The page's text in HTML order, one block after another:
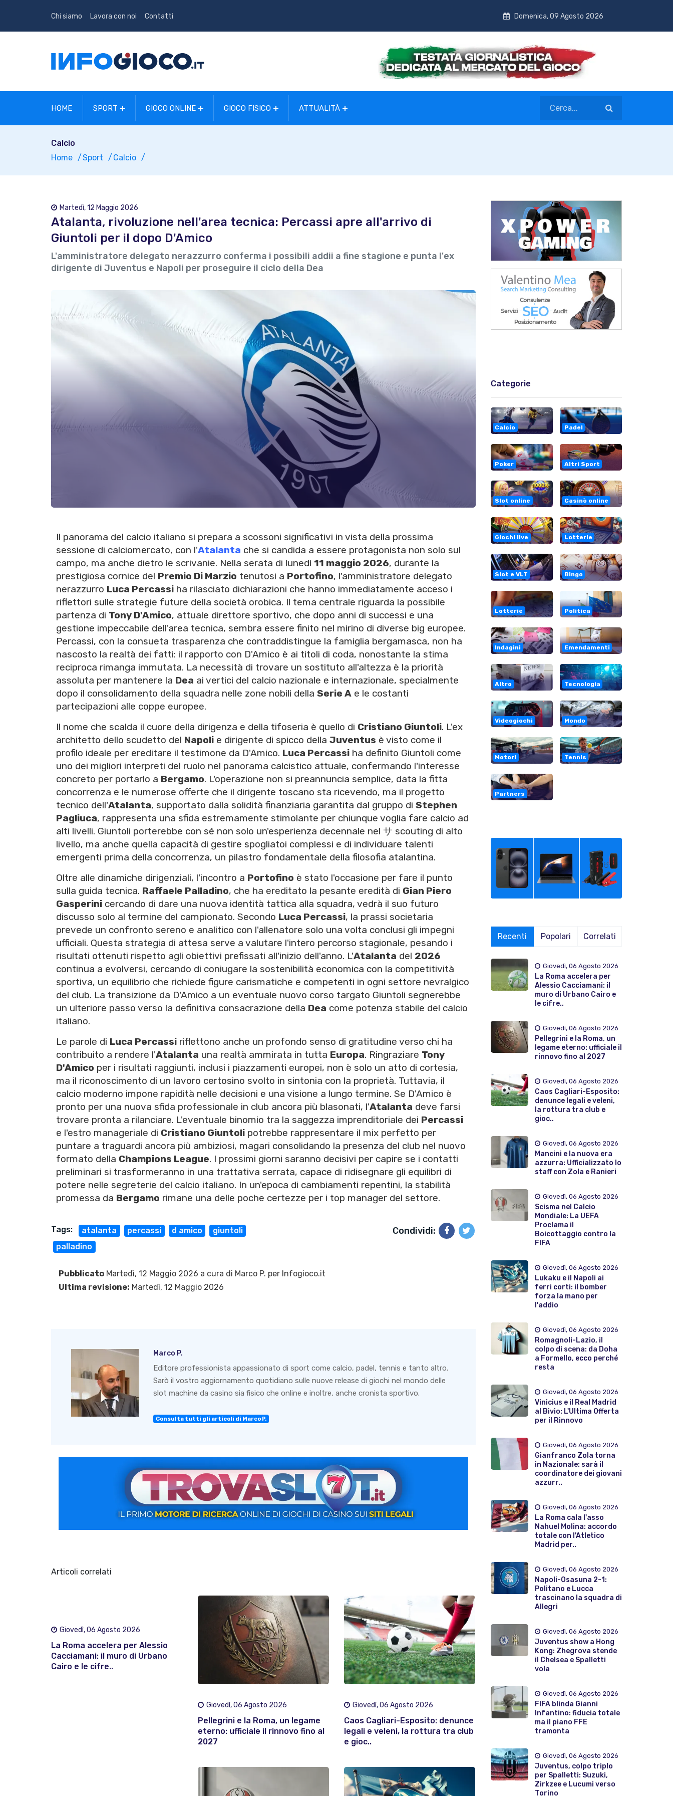
Chi siamo Lavora con noi Contatti Domenica, 09 Agosto 2026
HOME SPORT GIOCO ONLINE GIOCO FISICO ATTUALITÀ
Calcio
Home
Sport Calcio
Martedì, 12 Maggio 2026
Atalanta, rivoluzione nell'area tecnica: Percassi apre all'arrivo di
Giuntoli per il dopo D'Amico
L'amministratore delegato nerazzurro conferma i possibili addii a fine stagione e punta l'ex
dirigente di Juventus e Napoli per proseguire il ciclo della Dea
Il panorama del calcio italiano si prepara a scossoni significativi in vista della prossima
sessione di calciomercato, con l'Atalanta che si candida a essere protagonista non solo sul
campo, ma anche dietro le scrivanie. Nella serata di lunedì 11 maggio 2026, durante la
prestigiosa cornice del Premio Di Marzio tenutosi a Portofino, l'amministratore delegato
nerazzurro Luca Percassi ha rilasciato dichiarazioni che hanno immediatamente acceso i
riflettori sulle strategie future della società orobica. Il tema centrale riguarda la possibile
partenza di Tony D'Amico, attuale direttore sportivo, che dopo anni di successi e una
gestione impeccabile dell'area tecnica, sembra essere finito nel mirino di diverse big europee.
Percassi, con la consueta trasparenza che contraddistingue la famiglia bergamasca, non ha
nascosto la realtà dei fatti: il rapporto con D'Amico è ai titoli di coda, nonostante la stima
reciproca rimanga immutata. La necessità di trovare un sostituto all'altezza è la priorità
assoluta per mantenere la Dea ai vertici del calcio nazionale e internazionale, specialmente
dopo il consolidamento della squadra nelle zone nobili della Serie A e le costanti
partecipazioni alle coppe europee.
Il nome che scalda il cuore della dirigenza e della tifoseria è quello di Cristiano Giuntoli. L'ex
architetto dello scudetto del Napoli e dirigente di spicco della Juventus è visto come il
profilo ideale per ereditare il testimone da D'Amico. Luca Percassi ha definito Giuntoli come
uno dei migliori interpreti del ruolo nel panorama calcistico attuale, confermando l'interesse
concreto per portarlo a Bergamo. L'operazione non si preannuncia semplice, data la fitta
concorrenza e le numerose offerte che il dirigente toscano sta ricevendo, ma il progetto
tecnico dell'Atalanta, supportato dalla solidità finanziaria garantita dal gruppo di Stephen
Pagliuca, rappresenta una sfida estremamente stimolante per chiunque voglia fare calcio ad
alti livelli. Giuntoli porterebbe con sé non solo un'esperienza decennale nel サ scouting di alto
livello, ma anche quella capacità di gestire spogliatoi complessi e di individuare talenti
emergenti prima della concorrenza, un pilastro fondamentale della filosofia atalantina.
Oltre alle dinamiche dirigenziali, l'incontro a Portofino è stato l'occasione per fare il punto
sulla guida tecnica. Raffaele Palladino, che ha ereditato la pesante eredità di Gian Piero
Gasperini cercando di dare una nuova identità tattica alla squadra, vedrà il suo futuro
discusso solo al termine del campionato. Secondo Luca Percassi, la prassi societaria
prevede un confronto sereno e analitico con l'allenatore solo una volta conclusi gli impegni
ufficiali. Questa strategia di attesa serve a valutare l'intero percorso stagionale, pesando i
risultati ottenuti rispetto agli obiettivi prefissati all'inizio dell'anno. L'Atalanta del 2026
continua a evolversi, cercando di coniugare la sostenibilità economica con la competitività
sportiva, un equilibrio che richiede figure carismatiche e competenti in ogni settore nevralgico
del club. La transizione da D'Amico a un eventuale nuovo corso targato Giuntoli segnerebbe
un ulteriore passo verso la definitiva consacrazione della Dea come potenza stabile del calcio
italiano.
Le parole di Luca Percassi riflettono anche un profondo senso di gratitudine verso chi ha
contribuito a rendere l'Atalanta una realtà ammirata in tutta Europa. Ringraziare Tony
D'Amico per i risultati raggiunti, inclusi i piazzamenti europei, non è solo un atto di cortesia,
ma il riconoscimento di un lavoro certosino svolto in sintonia con la proprietà. Tuttavia, il
calcio moderno impone rapidità nelle decisioni e una visione a lungo termine. Se D'Amico è
pronto per una nuova sfida professionale in club ancora più blasonati, l'Atalanta deve farsi
trovare pronta a rilanciare. L'eventuale binomio tra la saggezza imprenditoriale dei Percassi
e l'estro manageriale di Cristiano Giuntoli potrebbe rappresentare il mix perfetto per
puntare a traguardi ancora più ambiziosi, magari consolidando la presenza del club nel nuovo
formato della Champions League. I prossimi giorni saranno decisivi per capire se i contatti
preliminari si trasformeranno in una trattativa serrata, capace di ridisegnare gli equilibri di
potere nelle segreterie del calcio italiano. In un'epoca di cambiamenti repentini, la stabilità
promessa da Bergamo rimane una delle poche certezze per i top manager del settore.
Tags: atalanta percassi d amico
giuntoli
palladino
Condividi:
Pubblicato Martedì, 12 Maggio 2026 a cura di Marco P. per Infogioco.it
Ultima revisione: Martedì, 12 Maggio 2026
Marco P.
Editore professionista appassionato di sport come calcio, padel, tennis e tanto altro.
Sarò il vostro aggiornamento quotidiano sulle nuove release di giochi nel mondo delle
slot machine da casino sia fisico che online e inoltre, anche cronista sportivo.
Consulta tutti gli articoli di Marco P.
Articoli correlati
Giovedì, 06 Agosto 2026
La Roma accelera per Alessio
Cacciamani: il muro di Urbano
Cairo e le cifre..
Giovedì, 06 Agosto 2026
Pellegrini e la Roma, un legame
eterno: ufficiale il rinnovo fino al
2027
Giovedì, 06 Agosto 2026
Caos Cagliari-Esposito: denunce
legali e veleni, la rottura tra club
e gioc..
Categorie
Calcio Padel
Poker Altri Sport
Slot online Casinò online
Giochi live Lotterie
Slot e VLT Bingo
Lotterie Politica
Indagini Emendamenti
Altro Tecnologia
Videogiochi Mondo
Motori Tennis
Partners
Recenti Popolari Correlati
Giovedì, 06 Agosto 2026
La Roma accelera per
Alessio Cacciamani: il
muro di Urbano Cairo e
le cifre..
Giovedì, 06 Agosto 2026
Pellegrini e la Roma, un
legame eterno: ufficiale il
rinnovo fino al 2027
Giovedì, 06 Agosto 2026
Caos Cagliari-Esposito:
denunce legali e veleni,
la rottura tra club e
gioc..
Giovedì, 06 Agosto 2026
Mancini e la nuova era
azzurra: Ufficializzato lo
staff con Zola e Ranieri
Giovedì, 06 Agosto 2026
Scisma nel Calcio
Mondiale: La UEFA
Proclama il
Boicottaggio contro la
FIFA
Giovedì, 06 Agosto 2026
Lukaku e il Napoli ai
ferri corti: il bomber
forza la mano per
l'addio
Giovedì, 06 Agosto 2026
Romagnoli-Lazio, il
colpo di scena: da Doha
a Formello, ecco perché
resta
Giovedì, 06 Agosto 2026
Vinicius e il Real Madrid
al Bivio: L'Ultima Offerta
per il Rinnovo
Giovedì, 06 Agosto 2026
Gianfranco Zola torna
in Nazionale: sarà il
coordinatore dei giovani
azzurr..
Giovedì, 06 Agosto 2026
La Roma cala l'asso
Nahuel Molina: accordo
totale con l'Atletico
Madrid per..
Giovedì, 06 Agosto 2026
Napoli-Osasuna 2-1:
Politano e Lucca
trascinano la squadra di
Allegri
Giovedì, 06 Agosto 2026
Juventus show a Hong
Kong: Zhegrova stende
il Chelsea e Spalletti
vola
Giovedì, 06 Agosto 2026
FIFA blinda Gianni
Infantino: fiducia totale
ma il piano FFE
tramonta
Giovedì, 06 Agosto 2026
Juventus, colpo triplo
per Spalletti: Suzuki,
Zirkzee e Lucumi verso
Torino